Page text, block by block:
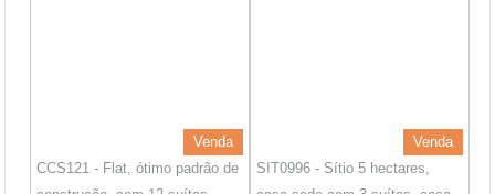
Venda
CCS121 - Flat, ótimo padrão de
Venda
SIT0996 - Sítio 5 hectares,